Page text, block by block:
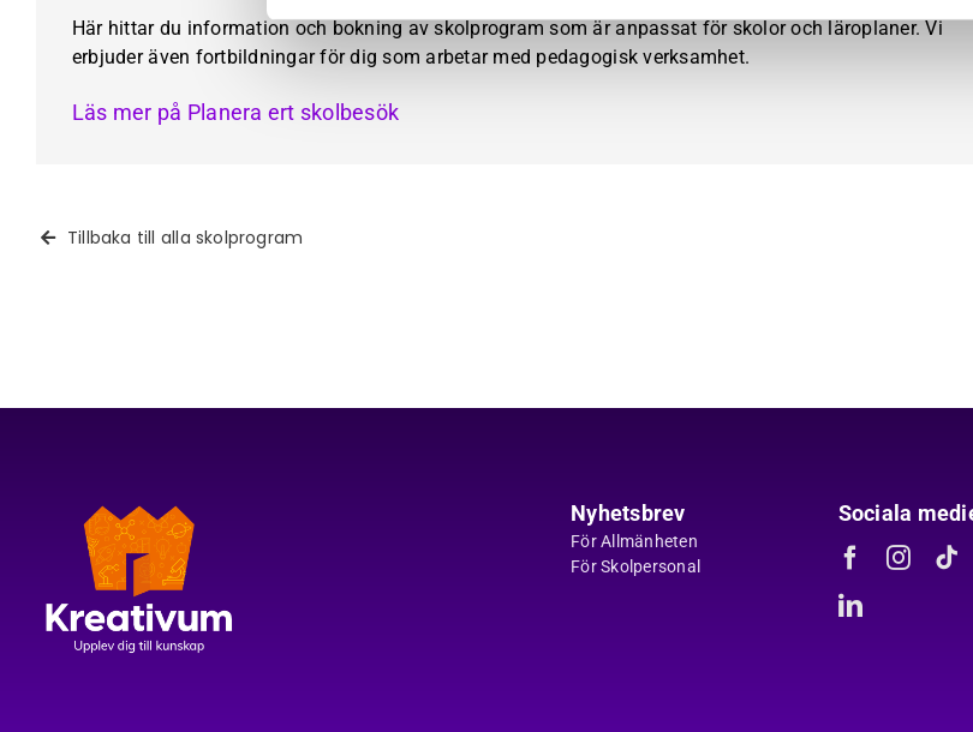
Här hittar du information och bokning av skolprogram som är anpassat för skolor och läroplaner. Vi
erbjuder även fortbildningar för dig som arbetar med pedagogisk verksamhet.
Läs mer på Planera ert skolbesök
Tillbaka till alla skolprogram
Nyhetsbrev
För Allmänheten
För Skolpersonal
Sociala